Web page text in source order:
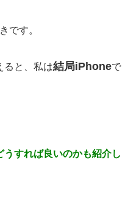
です。
ると、私は結局iPhoneで
すれば良いのかも紹介し